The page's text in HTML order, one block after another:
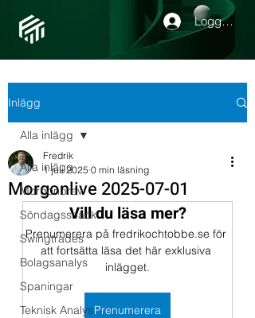
Logga in
Inlägg
Alla inlägg
Morgonbrev
Söndagssnack
Swingtrades
Bolagsanalys
Spaningar
Teknisk Analys
Alla inlägg
Morgonlive 2025-07-01
Fredrik
1 juli 2025 0 min läsning
Vill du läsa mer?
Prenumerera på fredrikochtobbe.se för
att fortsätta läsa det här exklusiva
inlägget.
Prenumerera